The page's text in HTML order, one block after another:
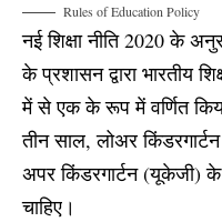
Rules of Education Policy
नई शिक्षा नीति 2020 के
के प्रशासन द्वारा भारतीय
में से एक के रूप में वर्णित
तीन साल, लोअर
अपर किंडरगार्टन (यूकेजी) के
चाहिए।